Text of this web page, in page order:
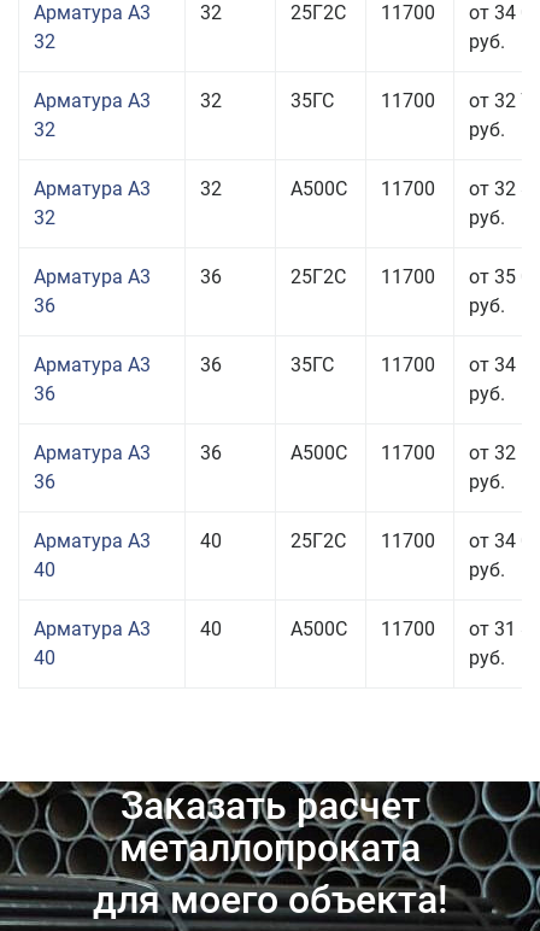
Арматура А3
32
32 25Г2С 11700
от 34
руб.
Арматура А3
32
32 35ГС 11700
от 32
руб.
Арматура А3
32
32 А500С 11700
от 32
руб.
Арматура А3
36
36 25Г2С 11700
от 35
руб.
Арматура А3
36
36 35ГС 11700
от 34
руб.
Арматура А3
36
36 А500С 11700
от 32
руб.
Арматура А3
40
40 25Г2С 11700
от 34
руб.
Арматура А3
40
40 А500С 11700
от 31
руб.
Заказать расчет
металлопроката
для моего объекта!